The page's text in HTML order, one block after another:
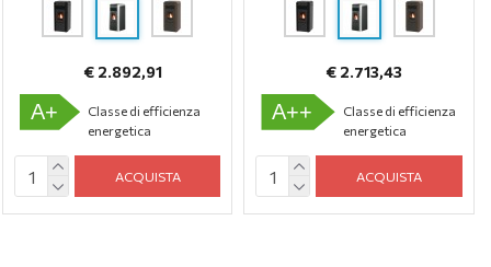
€ 2.892,91
A+
Classe di efficienza
energetica
ACQUISTA
€ 2.713,43
A++
Classe di efficienza
energetica
ACQUISTA